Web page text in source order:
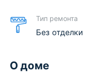
Тип ремонта
Без отделки
О доме